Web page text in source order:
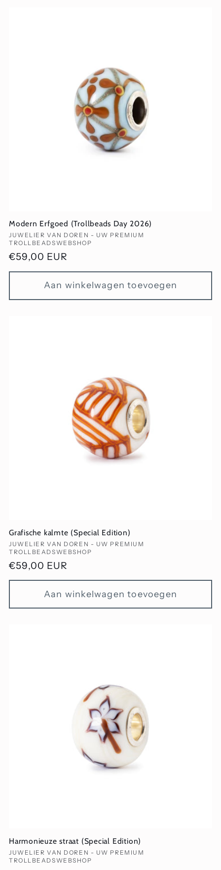
Modern Erfgoed (Trollbeads Day 2026)
Verkoper:
JUWELIER VAN DOREN - UW PREMIUM
TROLLBEADSWEBSHOP
Normale
prijs
€59,00 EUR
Aan winkelwagen toevoegen
Grafische kalmte (Special Edition)
Verkoper:
JUWELIER VAN DOREN - UW PREMIUM
TROLLBEADSWEBSHOP
Normale
prijs
€59,00 EUR
Aan winkelwagen toevoegen
Harmonieuze straat (Special Edition)
Verkoper:
JUWELIER VAN DOREN - UW PREMIUM
TROLLBEADSWEBSHOP